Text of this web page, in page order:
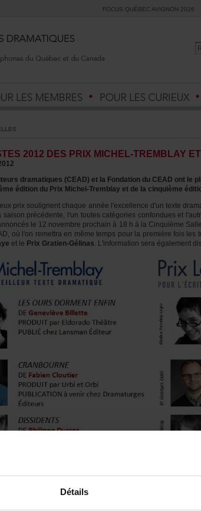
Détails
FOCUSQUÉBECAVIGNON2026
etle PrixGratien-Gélinas